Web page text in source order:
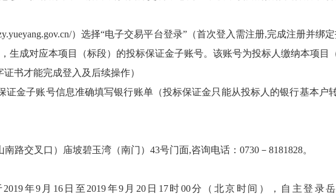
）选择“电子交易平台登录”（首次登入需注册,完成注册并绑
生成对应本项目（标段）的投标保证金子账号。该账号为投标人缴纳本项目
书才能完成登入及后续操作）
金子账号信息准确填写银行账单（投标保证金只能从投标人的银行基本户
路交叉口）庙坡碧玉湾（南门）43号门面,咨询电话：0730－8181828。
年9月16日至2019年9月20日17时00分（北京时间），自主登录